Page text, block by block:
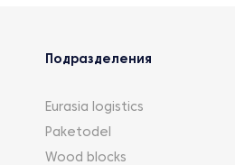
Подразделения
Eurasia logistics
Paketodel
Wood blocks